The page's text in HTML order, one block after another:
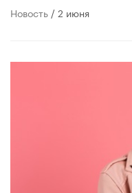
Новость / 2 июня